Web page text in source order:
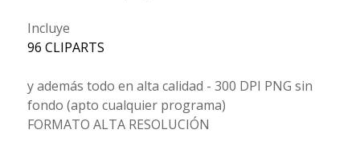
Incluye
96 CLIPARTS
y además todo en alta calidad - 300 DPI PNG sin
fondo (apto cualquier programa)
FORMATO ALTA RESOLUCIÓN